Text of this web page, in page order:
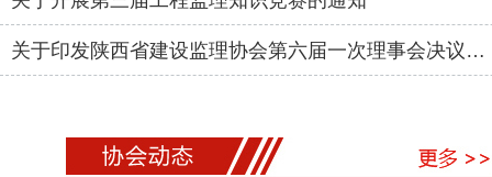
关于印发陕西省建设监理协会第六届一次理事会决议…